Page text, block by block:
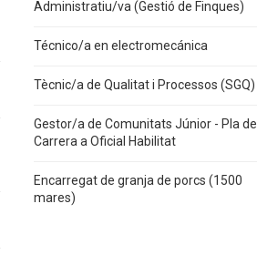
Administratiu/va (Gestió de Finques)
Técnico/a en electromecánica
Tècnic/a de Qualitat i Processos (SGQ)
Gestor/a de Comunitats Júnior - Pla de
Carrera a Oficial Habilitat
Encarregat de granja de porcs (1500
mares)